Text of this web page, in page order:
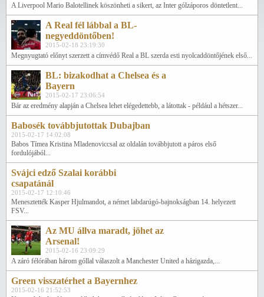
A Liverpool Mario Balotellinek köszönheti a sikert, az Inter gólzáporos döntetlent...
A Real fél lábbal a BL-
negyeddöntőben!
2015-02-18 23:19:30
Megnyugtató előnyt szerzett a címvédő Real a BL szerda esti nyolcaddöntőjének első...
BL: bizakodhat a Chelsea és a
Bayern
2015-02-17 23:06:54
Bár az eredmény alapján a Chelsea lehet elégedettebb, a látottak - például a hétszer...
Babosék továbbjutottak Dubajban
2015-02-17 14:02:08
Babos Tímea Kristina Mladenoviccsal az oldalán továbbjutott a páros első
fordulójából...
Svájci edző Szalai korábbi
csapatánál
2015-02-17 12:10:46
Menesztették Kasper Hjulmandot, a német labdarúgó-bajnokságban 14. helyezett
FSV...
Az MU állva maradt, jöhet az
Arsenal!
2015-02-16 23:09:29
A záró félórában három góllal válaszolt a Manchester United a házigazda,...
Green visszatérhet a Bayernhez
2015-02-16 21:52:53